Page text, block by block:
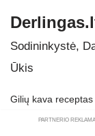
Skip
to
Sodininkystė,
Ūkis
Gilių kava receptas
PARTNERIO REKLAMA